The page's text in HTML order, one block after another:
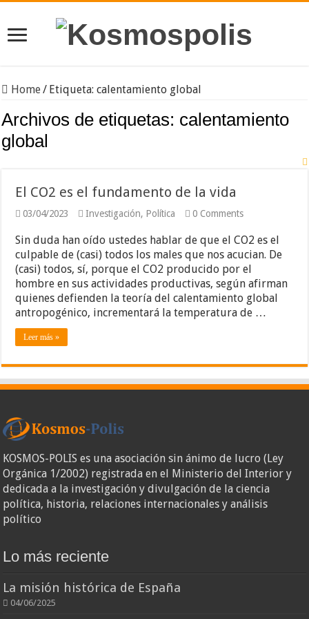
Home/ Etiqueta:calentamiento global
Archivos de etiquetas: calentamiento
global
El CO2 es el fundamento de la vida
03/04/2023 Investigación, Política 0 Comments
Sin duda han oído ustedes hablar de que el CO2 es el
culpable de (casi) todos los males que nos acucian. De
(casi) todos, sí, porque el CO2 producido por el
hombre en sus actividades productivas, según afirman
quienes defienden la teoría del calentamiento global
antropogénico, incrementará la temperatura de …
Leer más »
KOSMOS-POLIS es una asociación sin ánimo de lucro (Ley
Orgánica 1/2002) registrada en el Ministerio del Interior y
dedicada a la investigación y divulgación de la ciencia
política, historia, relaciones internacionales y análisis
político
Lo más reciente
La misión histórica de España
04/06/2025